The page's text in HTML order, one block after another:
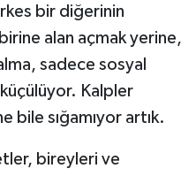
bir diğerinin
alan açmak yerine,
sadece sosyal
Kalpler
bile sığamıyor artık.
bireyleri ve